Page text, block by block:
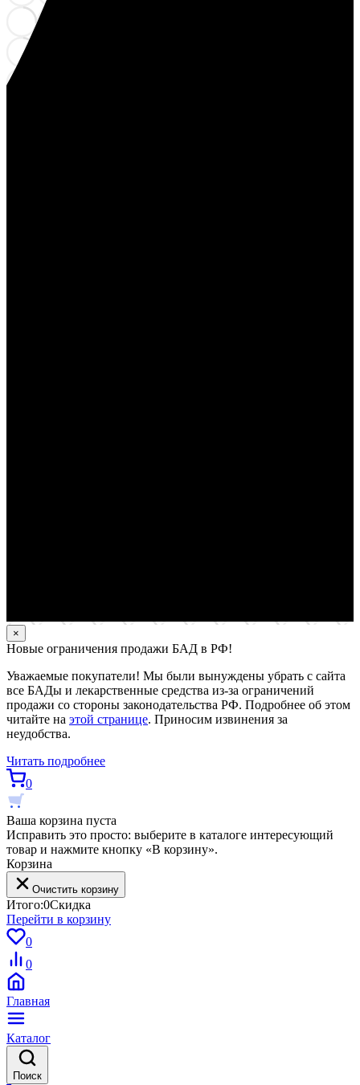
×
Новые ограничения продажи БАД в РФ!
Уважаемые покупатели! Мы были вынуждены убрать с сайта
все БАДы и лекарственные средства из-за ограничений
продажи со стороны законодательства РФ. Подробнее об этом
читайте на этой странице. Приносим извинения за
неудобства.
Читать подробнее
0
Ваша корзина пуста
Исправить это просто: выберите в каталоге интересующий
товар и нажмите кнопку «В корзину».
Корзина
Очистить корзину
Итого:0Скидка
Перейти в корзину
0
0
Главная
Каталог
Поиск